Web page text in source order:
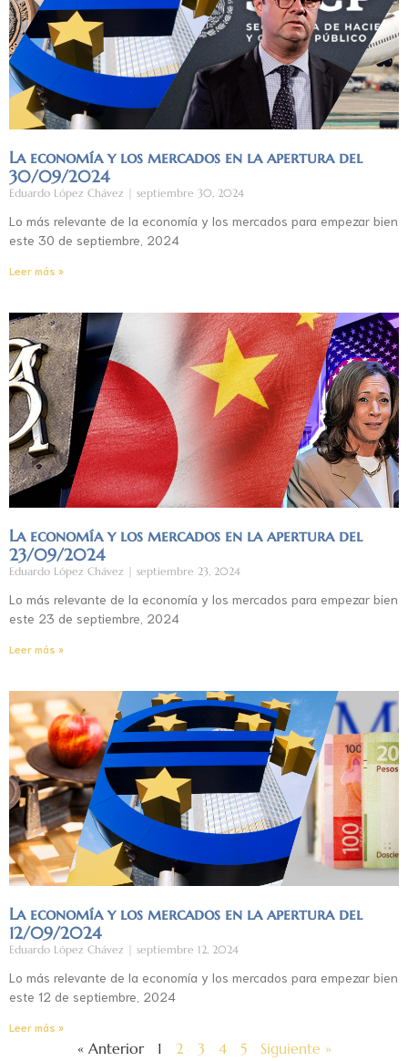
La economía y los mercados en la apertura del
30/09/2024
Eduardo López Chávez septiembre 30, 2024
Lo más relevante de la economía y los mercados para empezar bien
este 30 de septiembre, 2024
Leer más »
La economía y los mercados en la apertura del
23/09/2024
Eduardo López Chávez septiembre 23, 2024
Lo más relevante de la economía y los mercados para empezar bien
este 23 de septiembre, 2024
Leer más »
La economía y los mercados en la apertura del
12/09/2024
Eduardo López Chávez septiembre 12, 2024
Lo más relevante de la economía y los mercados para empezar bien
este 12 de septiembre, 2024
Leer más »
« Anterior 1 2 3 4 5 Siguiente »